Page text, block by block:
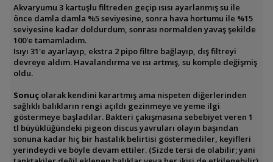
Akvaryumu 3 kartuşlu filtreden geçip ısısı ayarlanmış su ile
önce damla damla %5 seviyesine, sonra hava hortumu ile %15
seviyesine kadar doldurdum, sonrası normalden yavaş şekilde
100'e tamamladım.
Isıyı 31'e ayarlayıp, ekstra 2 pipo filtre bağlayıp, dış filtreyi
devreye aldım. Havalandırma ve ısı artmış, su komple değişmiş
oldu.
Sonuçolarak kendini karartmış ama nispeten diğerlerinden
sağlıklı balıkların rengi açıldı gezinmeye ve yeme ilgi
göstermeye başladılar. Bakteri çakışmasına sebebiyet veren 1
tl büyüklüğündeki pigeon discus yavruları olayın başından
sonuna kadar hiç bir hastalık belirtisi göstermediler, keyifleri
yerindeydi ve böyle devam ettiler. (Sizde tersi de olabilir; yani